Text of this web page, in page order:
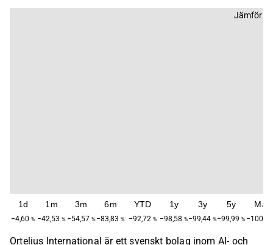
Jämför
1d
−4,60 %
1m
−42,53 %
3m
−54,57 %
6m
−83,83 %
YTD
−92,72 %
1y
−98,58 %
3y
−99,44 %
5y
−99,99 %
Max
−100,00
Ortelius International är ett svenskt bolag inom AI- och